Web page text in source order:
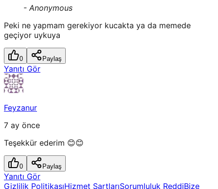
- Anonymous
Peki ne yapmam gerekiyor kucakta ya da memede
geçiyor uykuya
0 Paylaş
Yanıtı Gör
Feyzanur
7 ay önce
Teşekkür ederim 😊😊
0 Paylaş
Yanıtı Gör
Gizlilik PolitikasıHizmet ŞartlarıSorumluluk ReddiBize